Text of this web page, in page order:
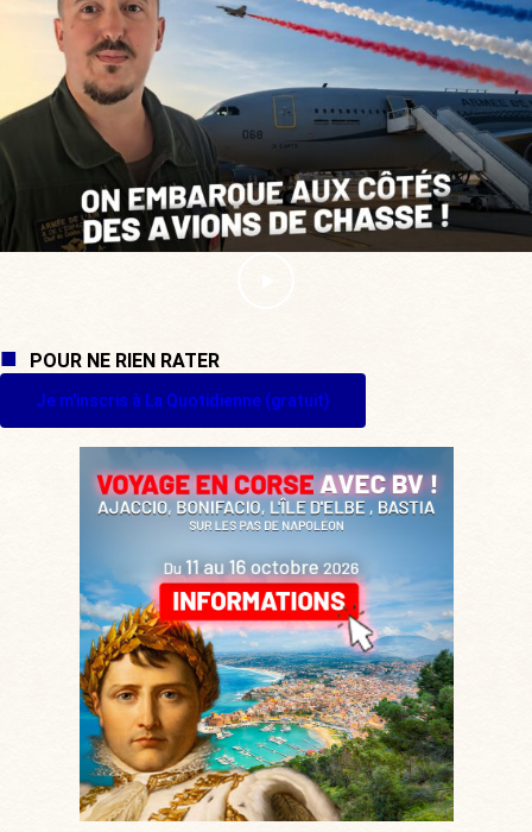
POUR NE RIEN RATER
Je m'inscris à La Quotidienne (gratuit)